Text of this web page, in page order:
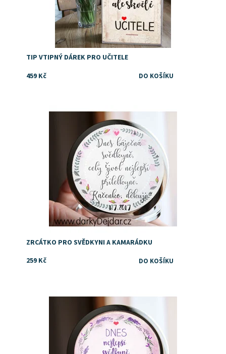
TIP VTIPNÝ DÁREK PRO UČITELE
459 Kč
ZRCÁTKO PRO SVĚDKYNI A KAMARÁDKU
259 Kč